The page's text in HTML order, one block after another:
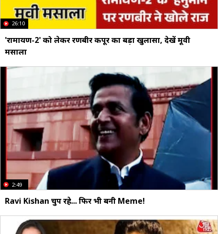
26:10
'रामायण-2' को लेकर रणबीर कपूर का बड़ा खुलासा, देखें मूवी
मसाला
2:49
Ravi Kishan चुप रहे... फिर भी बनी Meme!